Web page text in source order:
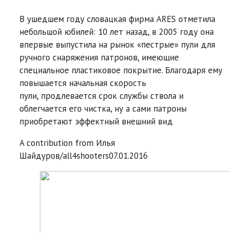
В ушедшем году словацкая фирма ARES отметила
небольшой юбилей: 10 лет назад, в 2005 году она
впервые выпустила на рынок «пестрые» пули для
ручного снаряжения патронов, имеющие
специальное пластиковое покрытие. Благодаря ему
повышается начальная скорость
пули, продлевается срок службы ствола и
облегчается его чистка, ну а сами патроны
приобретают эффектный внешний вид
A contribution from Илья
Шайдуров/all4shooters07.01.2016